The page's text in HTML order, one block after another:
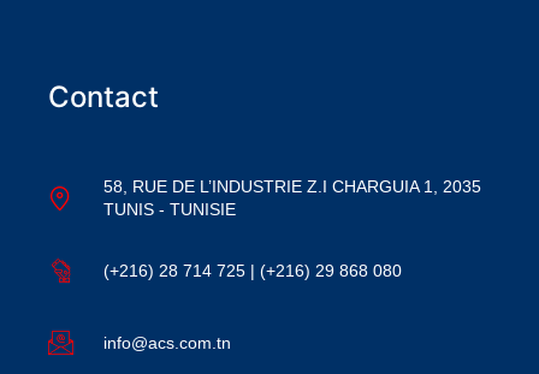
Contact
58, RUE DE L’INDUSTRIE Z.I CHARGUIA 1, 2035
TUNIS - TUNISIE
(+216) 28 714 725 | (+216) 29 868 080
info@acs.com.tn